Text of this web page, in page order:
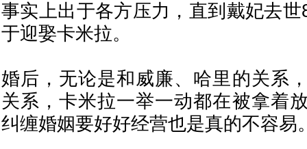
事实上出于各方压力，直到戴妃去
于迎娶卡米拉。
婚后，无论是和威廉、哈里的关系
关系，卡米拉一举一动都在被拿着
纠缠婚姻要好好经营也是真的不容易